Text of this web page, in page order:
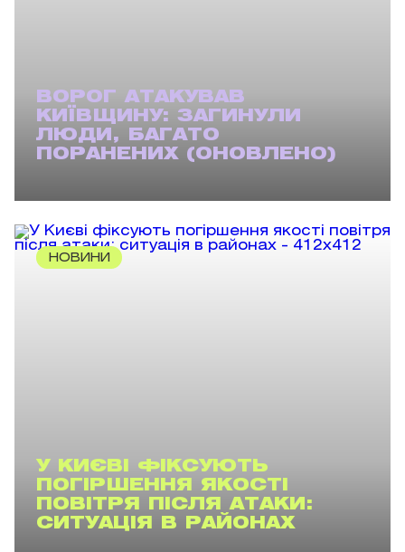
ВОРОГ АТАКУВАВ
КИЇВЩИНУ: ЗАГИНУЛИ
ЛЮДИ, БАГАТО
ПОРАНЕНИХ (ОНОВЛЕНО)
НОВИНИ
У КИЄВІ ФІКСУЮТЬ
ПОГІРШЕННЯ ЯКОСТІ
ПОВІТРЯ ПІСЛЯ АТАКИ:
СИТУАЦІЯ В РАЙОНАХ